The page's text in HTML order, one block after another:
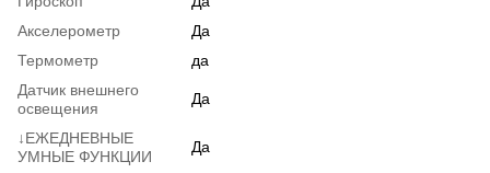
Акселерометр
Да
Термометр
да
Датчик внешнего
освещения
Да
↓ЕЖЕДНЕВНЫЕ
УМНЫЕ ФУНКЦИИ
Да